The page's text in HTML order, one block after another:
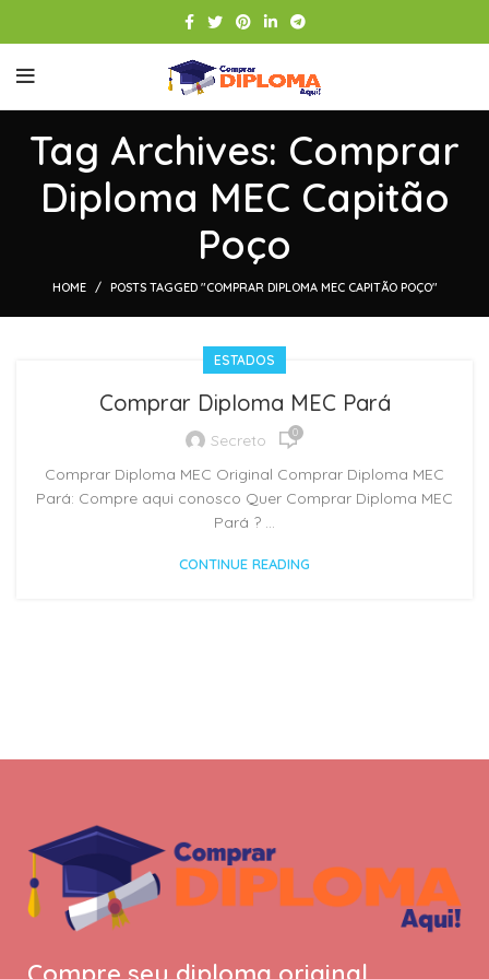
Tag Archives: Comprar
Diploma MEC Capitão
Poço
HOME POSTS TAGGED "COMPRAR DIPLOMA MEC CAPITÃO POÇO"
ESTADOS
Comprar Diploma MEC Pará
Secreto 0
Comprar Diploma MEC Original Comprar Diploma MEC
Pará: Compre aqui conosco Quer Comprar Diploma MEC
Pará ? ...
CONTINUE READING